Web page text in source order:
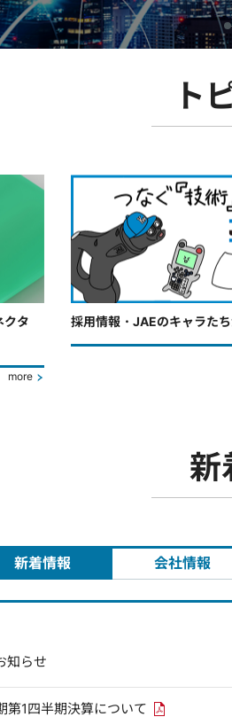
ト
タ
more
採用情報・JAEのキャラた
新
新着情報 会社情報
知らせ
第1四半期決算について PDFリンク